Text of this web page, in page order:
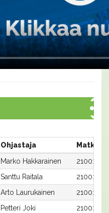
Ohjastaja
Marko Hakkarainen
2100:5
Santtu Raitala
2100:4
Arto Laurukainen
2100:9
Petteri Joki 2100:11